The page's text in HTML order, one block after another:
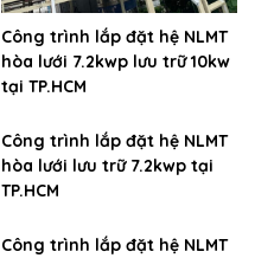
Công trình lắp đặt hệ NLMT
hòa lưới 7.2kwp lưu trữ 10kw
tại TP.HCM
Công trình lắp đặt hệ NLMT
hòa lưới lưu trữ 7.2kwp tại
TP.HCM
Công trình lắp đặt hệ NLMT